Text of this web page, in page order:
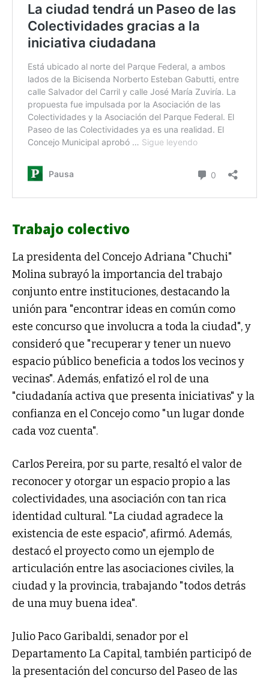
Trabajo colectivo
La presidenta del Concejo Adriana "Chuchi"
Molina subrayó la importancia del trabajo
conjunto entre instituciones, destacando la
unión para "encontrar ideas en común como
este concurso que involucra a toda la ciudad", y
consideró que "recuperar y tener un nuevo
espacio público beneficia a todos los vecinos y
vecinas". Además, enfatizó el rol de una
"ciudadanía activa que presenta iniciativas" y la
confianza en el Concejo como "un lugar donde
cada voz cuenta".
Carlos Pereira, por su parte, resaltó el valor de
reconocer y otorgar un espacio propio a las
colectividades, una asociación con tan rica
identidad cultural. "La ciudad agradece la
existencia de este espacio", afirmó. Además,
destacó el proyecto como un ejemplo de
articulación entre las asociaciones civiles, la
ciudad y la provincia, trabajando "todos detrás
de una muy buena idea".
Julio Paco Garibaldi, senador por el
Departamento La Capital, también participó de
la presentación del concurso del Paseo de las